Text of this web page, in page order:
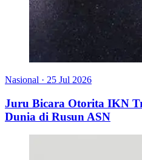
Nasional · 25 Jul 2026
Juru Bicara Otorita IKN
Dunia di Rusun ASN